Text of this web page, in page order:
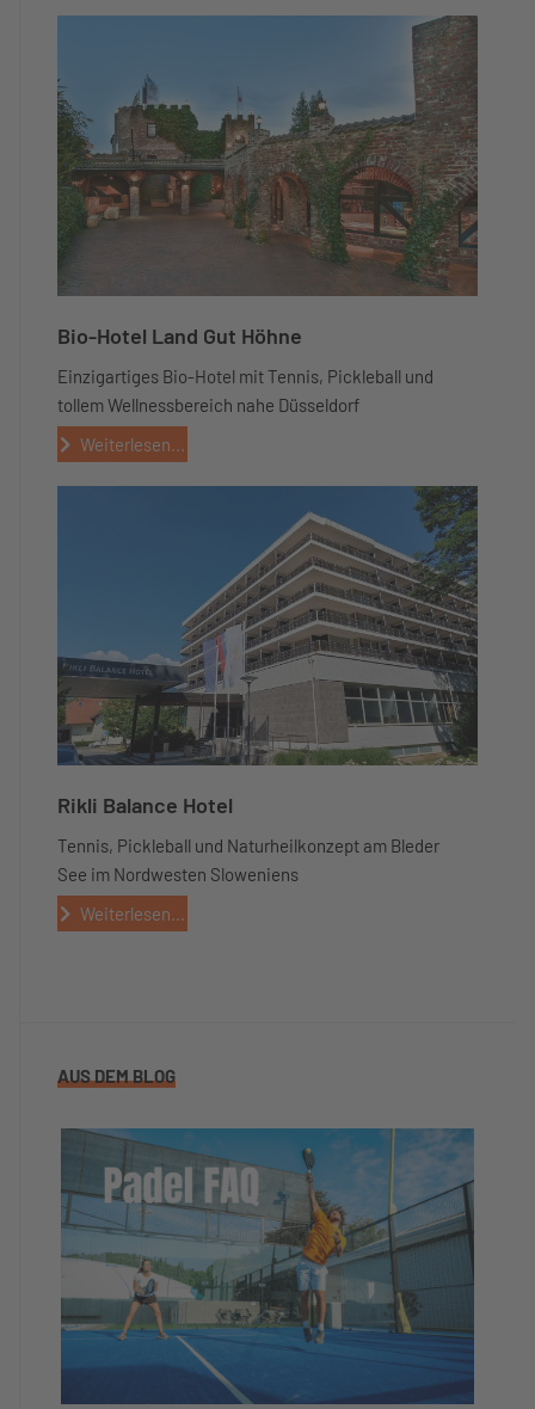
Bio-Hotel Land Gut Höhne
Einzigartiges Bio-Hotel mit Tennis, Pickleball und
tollem Wellnessbereich nahe Düsseldorf
Weiterlesen...
Rikli Balance Hotel
Tennis, Pickleball und Naturheilkonzept am Bleder
See im Nordwesten Sloweniens
Weiterlesen...
AUS DEM BLOG